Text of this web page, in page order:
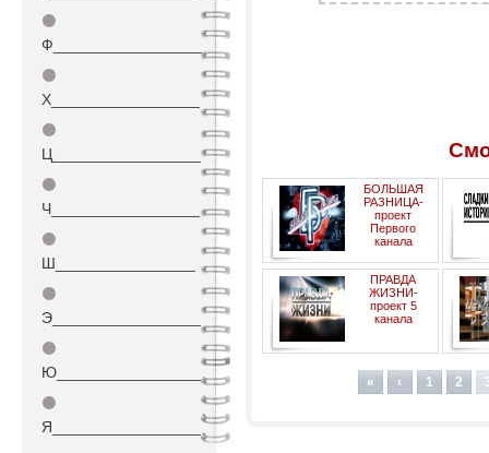
⚫
Ф_________________
⚫
Х_________________
⚫
Ц_________________
⚫
Ч_________________
⚫
Ш________________
⚫
Э_________________
⚫
Ю_________________
⚫
Я_________________
БОЛЬШАЯ
РАЗНИЦА-
проект
Первого
канала
ПРАВДА
ЖИЗНИ-
проект 5
канала
« ‹ 1 2